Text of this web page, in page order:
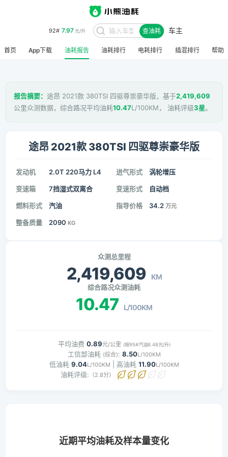
92# 7.97元/升 查油耗 车主
首页 App下载 油耗报告 油耗排行 电耗排行 插混排行 帮助
报告摘要： 途昂 2021款 380TSI 四驱尊崇豪华版，基于2,419,609
公里众测数据，综合路况平均油耗10.47L/100KM， 油耗评级3星。
途昂 2021款 380TSI 四驱尊崇豪华版
发动机 2.0T 220马力 L4 进气形式 涡轮增压
变速箱 7挡湿式双离合 变速形式 自动档
燃料形式 汽油 指导价格 34.2 万元
整备质量 2090 KG
众测总里程
2,419,609 KM
综合路况众测油耗
10.47 L/100KM
平均油费 0.89元/公里 (按95#汽油8.48元/升)
工信部油耗 (综合): 8.50L/100KM
低油耗 9.04L/100KM | 高油耗 11.90L/100KM
油耗评级: （2.8分）